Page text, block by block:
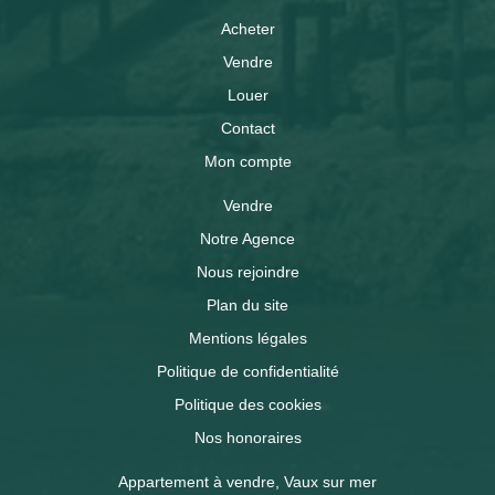
Acheter
Vendre
Louer
Contact
Mon compte
Vendre
Notre Agence
Nous rejoindre
Plan du site
Mentions légales
Politique de confidentialité
Politique des cookies
Nos honoraires
Appartement à vendre, Vaux sur mer